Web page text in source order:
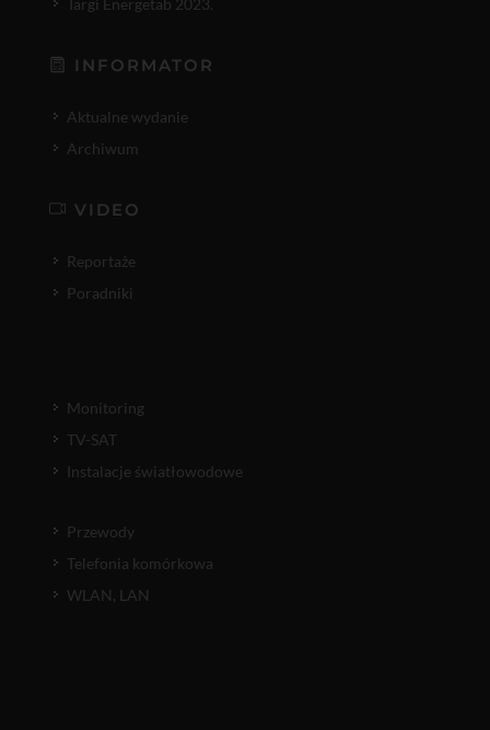
INFORMATOR
Aktualne wydanie
Archiwum
VIDEO
Reportaże
Poradniki
Monitoring
TV-SAT
Instalacje światłowodowe
Przewody
Telefonia komórkowa
WLAN, LAN